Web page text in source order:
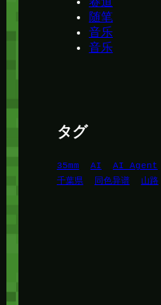
随笔
音乐
音乐
タグ
35mm AI AI Agent
千葉県
同色异谱 山路